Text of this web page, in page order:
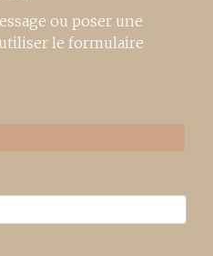
ou poser une
le formulaire